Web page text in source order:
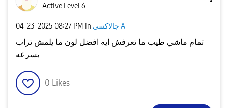
Active Level 6
‎04-23-2025 08:27 PM in جالاكسى A
تمام ماشي طيب ما تعرفش ايه افضل لون ما يلمش تراب
بسرعه
0 Likes